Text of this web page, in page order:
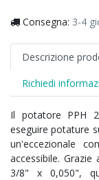
Consegna: 3-4
Descrizione
Richiedi
Il potatore PPH
eseguire potature
un'eccezionale
accessibile.
3/8" x 0,050",